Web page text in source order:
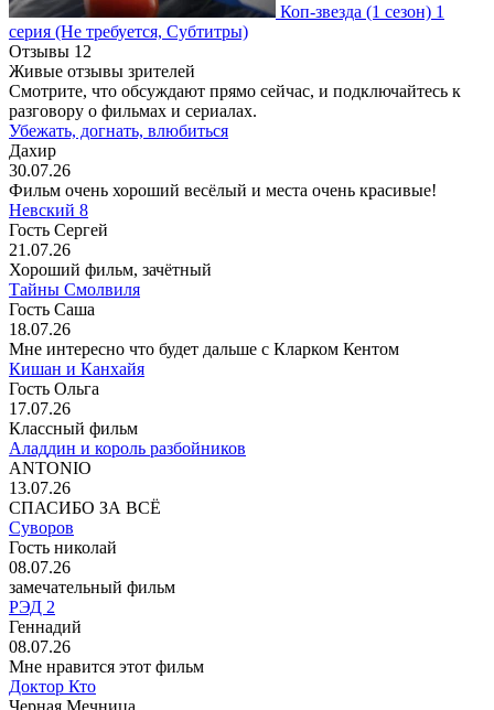
Коп-звезда (1 сезон) 1
серия (Не требуется, Субтитры)
Отзывы 12
Живые отзывы зрителей
Смотрите, что обсуждают прямо сейчас, и подключайтесь к
разговору о фильмах и сериалах.
Убежать, догнать, влюбиться
Дахир
30.07.26
Фильм очень хороший весёлый и места очень красивые!
Невский 8
Гость Сергей
21.07.26
Хороший фильм, зачётный
Тайны Смолвиля
Гость Саша
18.07.26
Мне интересно что будет дальше с Кларком Кентом
Кишан и Канхайя
Гость Ольга
17.07.26
Классный фильм
Аладдин и король разбойников
ANTONIO
13.07.26
СПАСИБО ЗА ВСЁ
Суворов
Гость николай
08.07.26
замечательный фильм
РЭД 2
Геннадий
08.07.26
Мне нравится этот фильм
Доктор Кто
Черная Мечница